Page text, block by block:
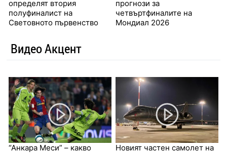
определят втория
полуфиналист на
Световното първенство
прогнози за
четвъртфиналите на
Мондиал 2026
Видео Акцент
“Анкара Меси” – какво
Новият частен самолет на